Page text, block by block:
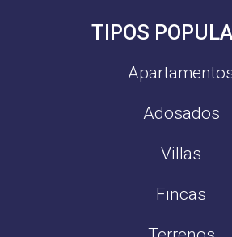
TIPOS
Adosados
Villas
Fincas